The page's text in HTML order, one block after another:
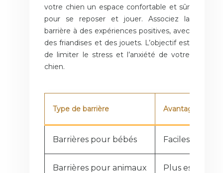
votre chien un espace confortable et sûr
pour se reposer et jouer. Associez la
barrière à des expériences positives, avec
des friandises et des jouets. L’objectif est
de limiter le stress et l’anxiété de votre
chien.
Type de barrière Avantages
Barrières pour bébés Faciles à
Barrières pour animaux Plus